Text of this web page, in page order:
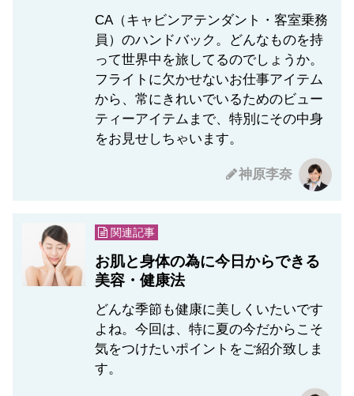
CA（キャビンアテンダント・客室乗務
員）のハンドバック。どんなものを持
って世界中を旅してるのでしょうか。
フライトに欠かせないお仕事アイテム
から、常にきれいでいるためのビュー
ティーアイテムまで、特別にその中身
をお見せしちゃいます。
神原李奈
関連記事
お肌と身体の為に今日からできる
美容・健康法
どんな季節も健康に美しくいたいです
よね。今回は、特に夏の今だからこそ
気をつけたいポイントをご紹介致しま
す。